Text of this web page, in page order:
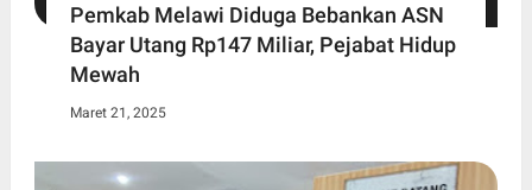
Pemkab Melawi Diduga Bebankan ASN
Bayar Utang Rp147 Miliar, Pejabat Hidup
Mewah
Maret 21, 2025